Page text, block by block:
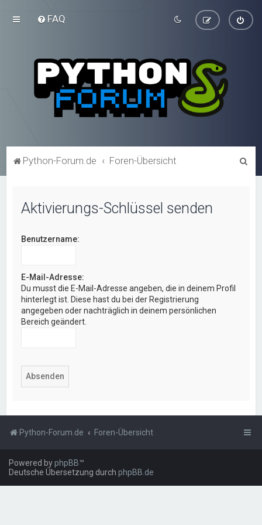
FAQ
Python-Forum.de Foren-Übersicht
Aktivierungs-Schlüssel senden
Benutzername:
E-Mail-Adresse:
Du musst die E-Mail-Adresse angeben, die in deinem Profil
hinterlegt ist. Diese hast du bei der Registrierung
angegeben oder nachträglich in deinem persönlichen
Bereich geändert.
Python-Forum.de Foren-Übersicht
Powered byphpBB™
Deutsche Übersetzung durch phpBB.de